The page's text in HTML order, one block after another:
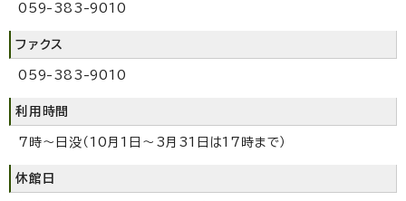
059-383-9010
ファクス
059-383-9010
利用時間
7時～日没（10月1日～3月31日は17時まで）
休館日